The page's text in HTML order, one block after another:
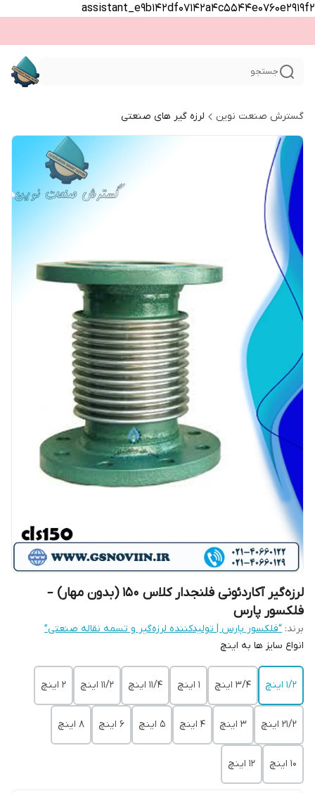
assistant_e9b142df07142a4c5544e0760e2919f2
جستجو
گسترش صنعت نوین لرزه گیر های صنعتی
لرزه‌گیر آکاردئونی فلنجدار کلاس 150 (بدون مهار) –
فلکسور پارس
برند: “فلکسور پارس | تولیدکننده لرزه‌گیر و تسمه نقاله صنعتی”
انواع سایز ها به اینچ
1/2 اینچ 3/4 اینچ 1 اینچ 11/4 اینچ 11/2 اینچ 2 اینچ
21/2 اینچ 3 اینچ 4 اینچ 5 اینچ 6 اینچ 8 اینچ
10 اینچ 12 اینچ